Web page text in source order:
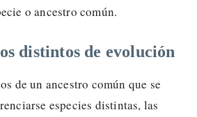
o ancestro común.
distintos de evolución
de un ancestro común que se
especies distintas, las